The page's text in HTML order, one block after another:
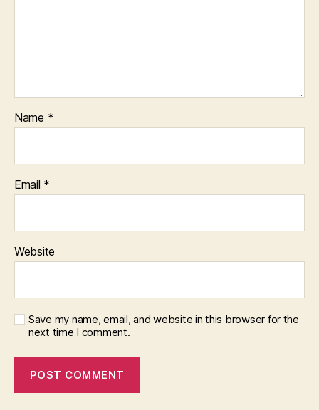
Name *
Email *
Website
Save my name, email, and website in this browser for the
next time I comment.